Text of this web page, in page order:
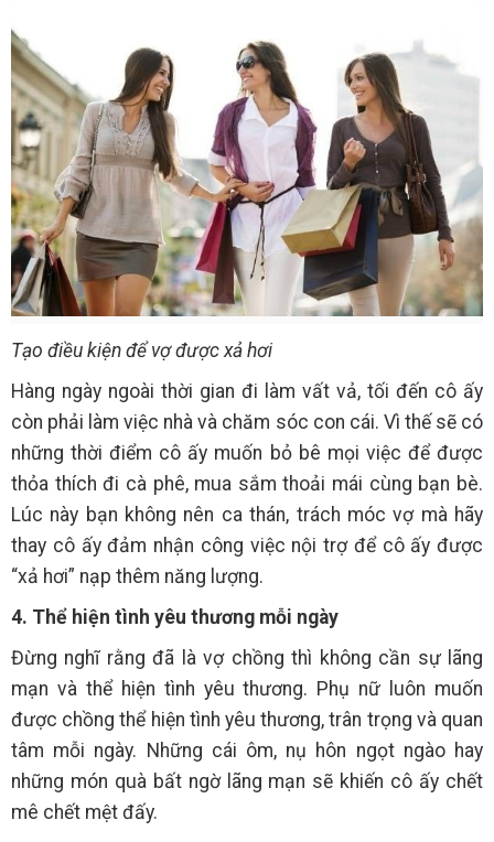
Tạo điều kiện để vợ được xả hơi
Hàng ngày ngoài thời gian đi làm vất vả, tối đến cô ấy
còn phải làm việc nhà và chăm sóc con cái. Vì thế sẽ có
những thời điểm cô ấy muốn bỏ bê mọi việc để được
thỏa thích đi cà phê, mua sắm thoải mái cùng bạn bè.
Lúc này bạn không nên ca thán, trách móc vợ mà hãy
thay cô ấy đảm nhận công việc nội trợ để cô ấy được
“xả hơi” nạp thêm năng lượng.
4. Thể hiện tình yêu thương mỗi ngày
Đừng nghĩ rằng đã là vợ chồng thì không cần sự lãng
mạn và thể hiện tình yêu thương. Phụ nữ luôn muốn
được chồng thể hiện tình yêu thương, trân trọng và quan
tâm mỗi ngày. Những cái ôm, nụ hôn ngọt ngào hay
những món quà bất ngờ lãng mạn sẽ khiến cô ấy chết
mê chết mệt đấy.